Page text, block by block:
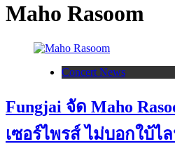
Maho Rasoom
Concert News
Fungjai จัด Maho
เซอร์ไพรส์ ไม่บอกใบ้ไ